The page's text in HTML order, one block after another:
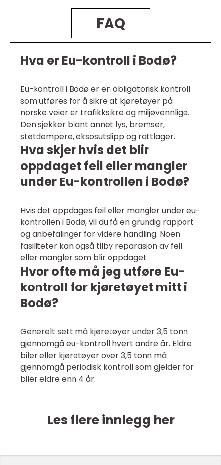
FAQ
Hva er Eu-kontroll i Bodø?
Eu-kontroll i Bodø er en obligatorisk kontroll
som utføres for å sikre at kjøretøyer på
norske veier er trafikksikre og miljøvennlige.
Den sjekker blant annet lys, bremser,
støtdempere, eksosutslipp og rattlager.
Hva skjer hvis det blir
oppdaget feil eller mangler
under Eu-kontrollen i Bodø?
Hvis det oppdages feil eller mangler under eu-
kontrollen i Bodø, vil du få en grundig rapport
og anbefalinger for videre handling. Noen
fasiliteter kan også tilby reparasjon av feil
eller mangler som blir oppdaget.
Hvor ofte må jeg utføre Eu-
kontroll for kjøretøyet mitt i
Bodø?
Generelt sett må kjøretøyer under 3,5 tonn
gjennomgå eu-kontroll hvert andre år. Eldre
biler eller kjøretøyer over 3,5 tonn må
gjennomgå periodisk kontroll som gjelder for
biler eldre enn 4 år.
Les flere innlegg her